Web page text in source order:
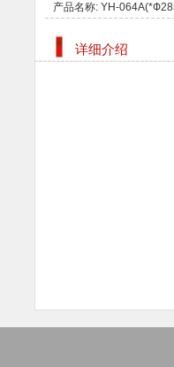
产品名称: YH-
详细介绍